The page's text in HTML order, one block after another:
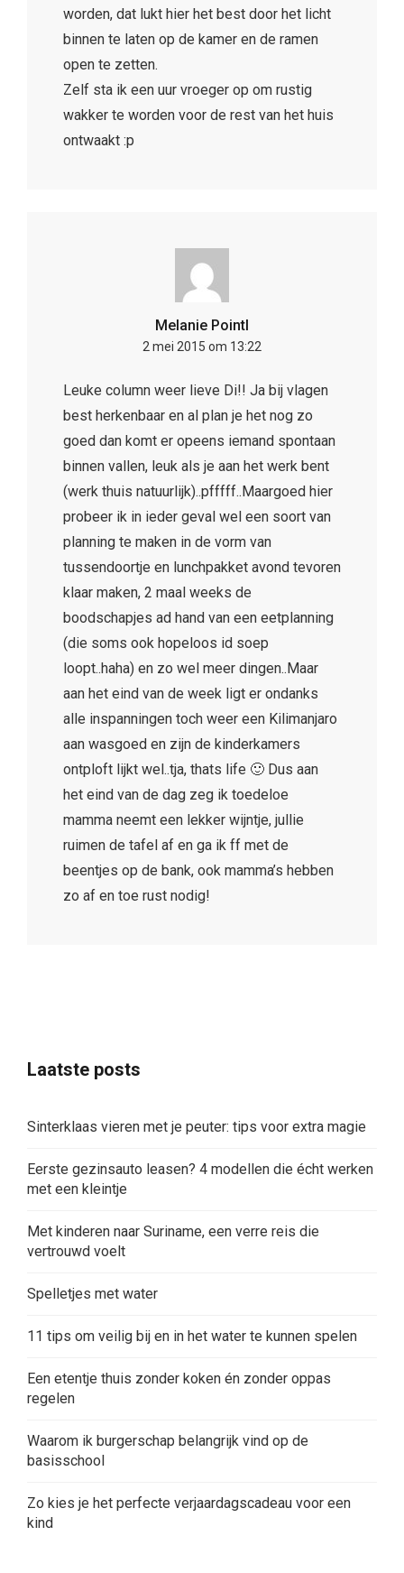
worden, dat lukt hier het best door het licht
binnen te laten op de kamer en de ramen
open te zetten.
Zelf sta ik een uur vroeger op om rustig
wakker te worden voor de rest van het huis
ontwaakt :p
Melanie Pointl
2 mei 2015 om 13:22
Leuke column weer lieve Di!! Ja bij vlagen
best herkenbaar en al plan je het nog zo
goed dan komt er opeens iemand spontaan
binnen vallen, leuk als je aan het werk bent
(werk thuis natuurlijk)..pfffff..Maargoed hier
probeer ik in ieder geval wel een soort van
planning te maken in de vorm van
tussendoortje en lunchpakket avond tevoren
klaar maken, 2 maal weeks de
boodschapjes ad hand van een eetplanning
(die soms ook hopeloos id soep
loopt..haha) en zo wel meer dingen..Maar
aan het eind van de week ligt er ondanks
alle inspanningen toch weer een Kilimanjaro
aan wasgoed en zijn de kinderkamers
ontploft lijkt wel..tja, thats life 🙂 Dus aan
het eind van de dag zeg ik toedeloe
mamma neemt een lekker wijntje, jullie
ruimen de tafel af en ga ik ff met de
beentjes op de bank, ook mamma’s hebben
zo af en toe rust nodig!
Laatste posts
Sinterklaas vieren met je peuter: tips voor extra magie
Eerste gezinsauto leasen? 4 modellen die écht werken
met een kleintje
Met kinderen naar Suriname, een verre reis die
vertrouwd voelt
Spelletjes met water
11 tips om veilig bij en in het water te kunnen spelen
Een etentje thuis zonder koken én zonder oppas
regelen
Waarom ik burgerschap belangrijk vind op de
basisschool
Zo kies je het perfecte verjaardagscadeau voor een
kind